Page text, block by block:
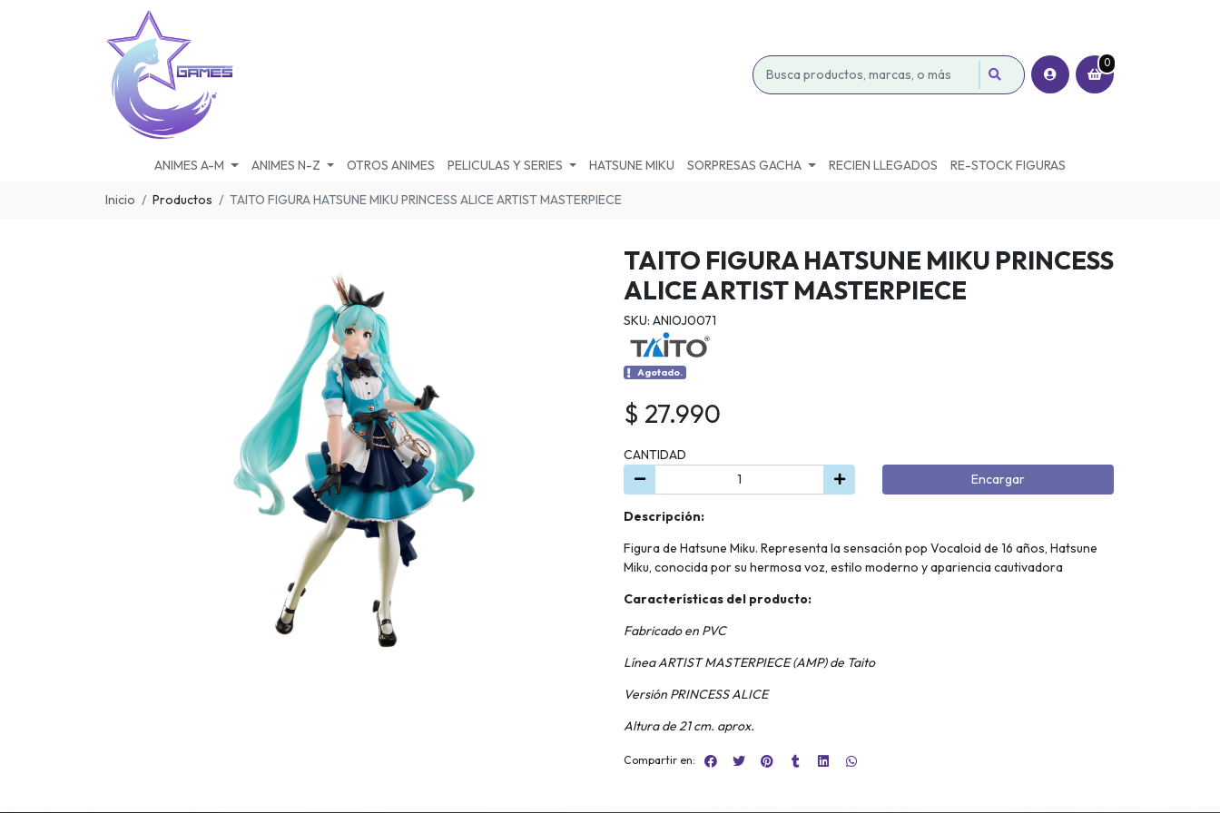
0
ANIMES A-M ANIMES N-Z OTROS ANIMES PELICULAS Y SERIES HATSUNE MIKU SORPRESAS GACHA RECIEN LLEGADOS RE-STOCK FIGURAS
Inicio Productos TAITO FIGURA HATSUNE MIKU PRINCESS ALICE ARTIST MASTERPIECE
TAITO FIGURA HATSUNE MIKU PRINCESS
ALICE ARTIST MASTERPIECE
SKU: ANIOJ0071
Agotado.
$ 27.990
CANTIDAD
Encargar
Descripción:
Figura de Hatsune Miku. Representa la sensación pop Vocaloid de 16 años, Hatsune
Miku, conocida por su hermosa voz, estilo moderno y apariencia cautivadora
Características del producto:
Fabricado en PVC
Línea ARTIST MASTERPIECE (AMP) de Taito
Versión PRINCESS ALICE
Altura de 21 cm. aprox.
Compartir en: